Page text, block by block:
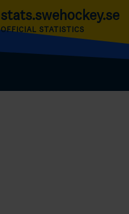
stats.swehockey.se
OFFICIAL STATISTICS